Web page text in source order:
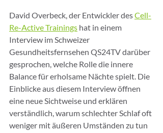
David Overbeck, der Entwickler des Cell-
Re-Active Trainings hat in einem
Interview im Schweizer
Gesundheitsfernsehen QS24TV darüber
gesprochen, welche Rolle die innere
Balance für erholsame Nächte spielt. Die
Einblicke aus diesem Interview öffnen
eine neue Sichtweise und erklären
verständlich, warum schlechter Schlaf oft
weniger mit äußeren Umständen zu tun